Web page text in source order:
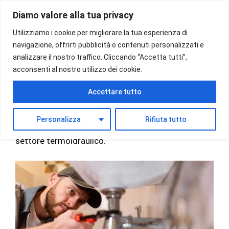
Diamo valore alla tua privacy
Utilizziamo i cookie per migliorare la tua esperienza di
navigazione, offrirti pubblicità o contenuti personalizzati e
analizzare il nostro traffico. Cliccando “Accetta tutti”,
acconsenti al nostro utilizzo dei cookie.
Personalizza Rifiuta tutto
Accettare tutto
contenuto
Impianti idraulici Torino
ARIAGAS esegue lavori di
impianti idraulici Torino
e provincia con tecnici qualificati ed esperienza nel
settore termoidraulico.